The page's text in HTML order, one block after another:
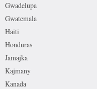
Gwadelupa
Gwatemala
Haiti
Honduras
Jamajka
Kajmany
Kanada